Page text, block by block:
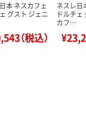
本 ネスカフェ
グスト ジェニ
（税込）
ネスレ日
ドルチェ
カフ…